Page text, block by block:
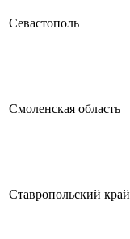
Севастополь
Смоленская область
Ставропольский край